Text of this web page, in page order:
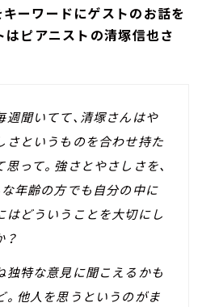
キーワードにゲストのお話を
はピアニストの清塚信也さ
聞いてて、清塚さんはや
さというものを合わせ持た
って。強さとやさしさを、
な年齢の方でも自分の中に
はどういうことを大切にし
？
特な意見に聞こえるかも
。他人を思うというのがま